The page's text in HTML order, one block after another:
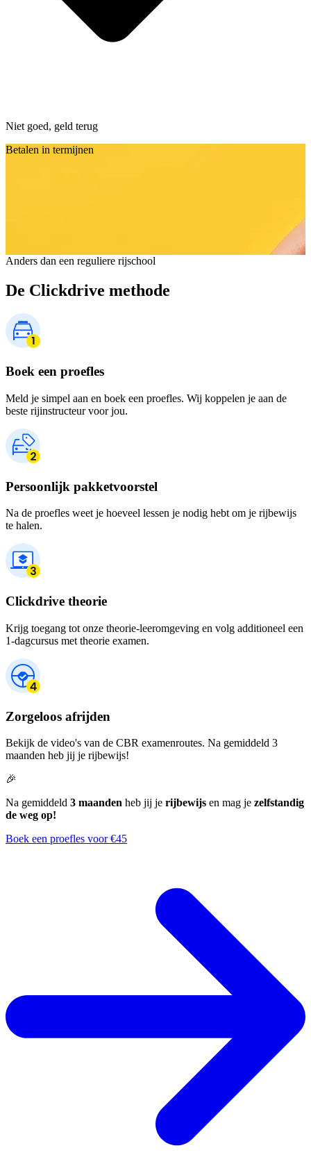
Niet goed, geld terug
Betalen in termijnen
Anders dan een reguliere rijschool
De Clickdrive methode
Boek een proefles
Meld je simpel aan en boek een proefles. Wij koppelen je aan de
beste rijinstructeur voor jou.
Persoonlijk pakketvoorstel
Na de proefles weet je hoeveel lessen je nodig hebt om je rijbewijs
te halen.
Clickdrive theorie
Krijg toegang tot onze theorie-leeromgeving en volg additioneel een
1-dagcursus met theorie examen.
Zorgeloos afrijden
Bekijk de video's van de CBR examenroutes. Na gemiddeld 3
maanden heb jij je rijbewijs!
🎉
Na gemiddeld 3 maanden heb jij je rijbewijs en mag je zelfstandig
de weg op!
Boek een proefles voor €45